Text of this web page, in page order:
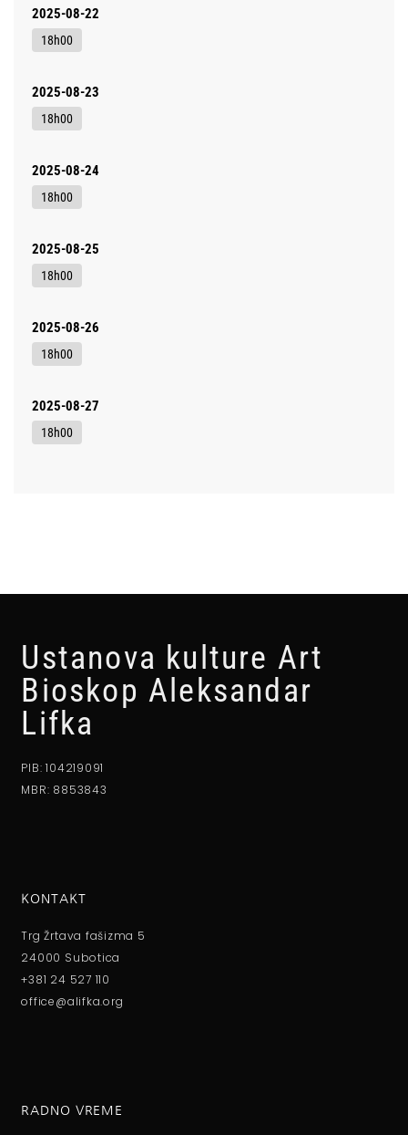
2025-08-22
18h00
2025-08-23
18h00
2025-08-24
18h00
2025-08-25
18h00
2025-08-26
18h00
2025-08-27
18h00
Ustanova kulture Art
Bioskop Aleksandar
Lifka
PIB: 104219091
MBR: 8853843
KONTAKT
Trg Žrtava fašizma 5
24000 Subotica
+381 24 527 110
office@alifka.org
RADNO VREME